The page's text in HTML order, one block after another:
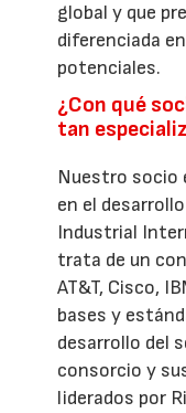
global y que
diferenciada
potenciales.
¿Con qué
tan
Nuestro socio
en el
Industrial
trata de un
AT&T, Cisco,
bases y
desarrollo del
consorcio y
liderados por